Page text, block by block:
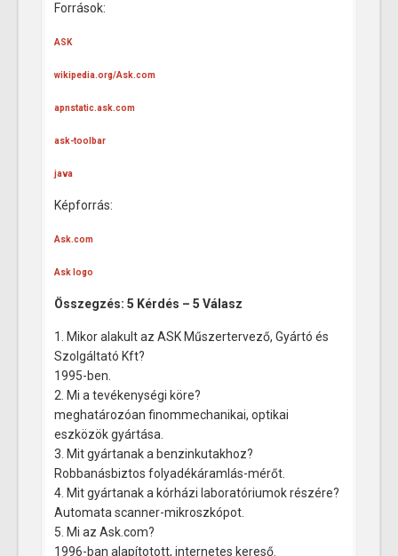
Források:
ASK
wikipedia.org/Ask.com
apnstatic.ask.com
ask-toolbar
java
Képforrás:
Ask.com
Ask logo
Összegzés: 5 Kérdés – 5 Válasz
1. Mikor alakult az ASK Műszertervező, Gyártó és
Szolgáltató Kft?
1995-ben.
2. Mi a tevékenységi köre?
meghatározóan finommechanikai, optikai
eszközök gyártása.
3. Mit gyártanak a benzinkutakhoz?
Robbanásbiztos folyadékáramlás-mérőt.
4. Mit gyártanak a kórházi laboratóriumok részére?
Automata scanner-mikroszkópot.
5. Mi az Ask.com?
1996-ban alapítotott, internetes kereső.